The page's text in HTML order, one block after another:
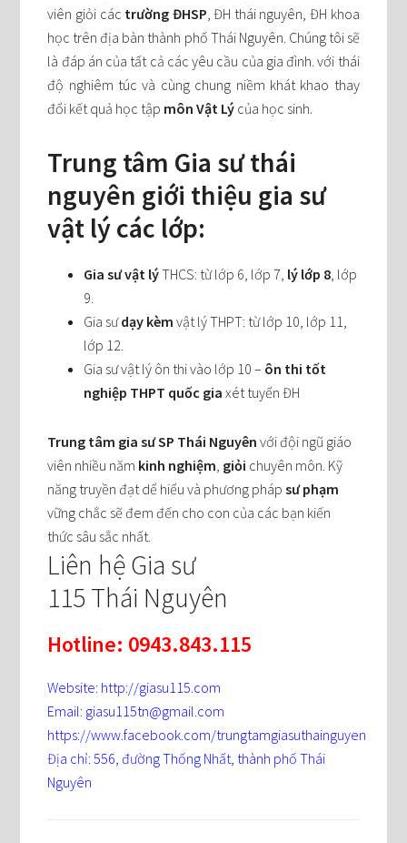
viên giỏi các trường ĐHSP , ĐH thái nguyên, ĐH khoa
học trên địa bàn thành phố Thái Nguyên. Chúng tôi sẽ
là đáp án của tất cả các yêu cầu của gia đình. với thái
độ nghiêm túc và cùng chung niềm khát khao thay
đổi kết quả học tập môn Vật Lý của học sinh.
Trung tâm Gia sư thái
nguyên giới thiệu gia sư
vật lý các lớp:
Gia sư vật lýTHCS: từ lớp 6, lớp 7, lý lớp 8 , lớp
9.
Gia sưdạy kèm vật lý THPT: từ lớp 10, lớp 11,
lớp 12.
Gia sư vật lý ôn thi vào lớp 10 – ôn thi tốt
nghiệp THPT quốc giaxét tuyển ĐH
Trung tâm gia sư SP Thái Nguyên với đội ngũ giáo
viên nhiều năm kinh nghiệm giỏi chuyên môn. Kỹ
năng truyền đạt dể hiểu và phương phápsư phạm
vững chắc sẽ đem đến cho con của các bạn kiến
thức sâu sắc nhất.
Liên hệ Gia sư
115 Thái Nguyên
Hotline: 0943.843.115
Website: http://giasu115.com
Email: giasu115tn@gmail.com
https://www.facebook.com/trungtamgiasuthainguyen
Địa chỉ: 556, đường Thống Nhất, thành phố Thái
Nguyên